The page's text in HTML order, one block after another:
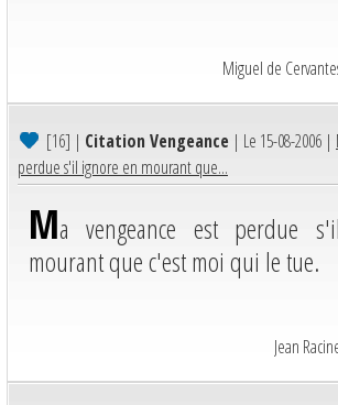
Miguel de
[16] | Citation Vengeance | Le 15-08-2006 |
perdue s'il ignore en mourant que...
Ma vengeance est perdue
mourant que c'est moi qui le tue.
Jean